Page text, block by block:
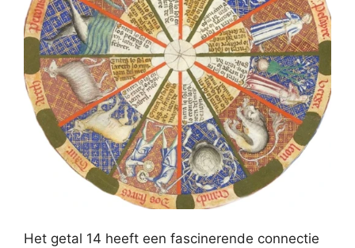
Het getal 14 heeft een fascinerende connectie